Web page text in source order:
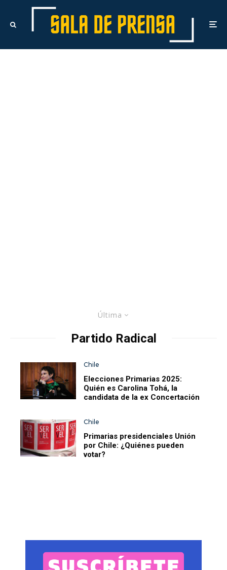
Última
Partido Radical
Chile
Elecciones Primarias 2025:
Quién es Carolina Tohá, la
candidata de la ex Concertación
Chile
Primarias presidenciales Unión
por Chile: ¿Quiénes pueden
votar?